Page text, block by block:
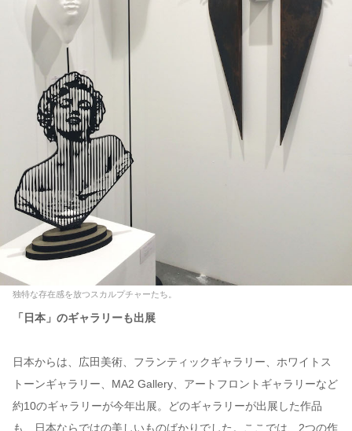
独特な存在感を放つスカルプチャーたち。
「日本」のギャラリーも出展
日本からは、広田美術、フランティックギャラリー、ホワイトス
トーンギャラリー、MA2 Gallery、アートフロントギャラリーなど
約10のギャラリーが今年出展。どのギャラリーが出展した作品
も、日本ならではの美しいものばかりでした。ここでは、2つの作